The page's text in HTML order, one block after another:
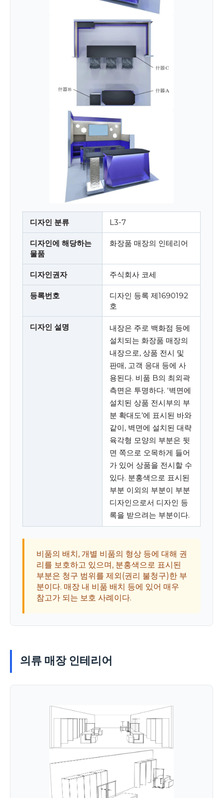
디자인 분류 L3-7
디자인에 해당하는
물품
화장품 매장의 인테리어
디자인권자 주식회사 코세
등록번호
디자인 등록 제1690192
호
디자인 설명
내장은 주로 백화점 등에
설치되는 화장품 매장의
내장으로, 상품 전시 및
판매, 고객 응대 등에 사
용된다. 비품 B의 최외곽
측면은 투명하다. ‘벽면에
설치된 상품 전시부의 부
분 확대도’에 표시된 바와
같이, 벽면에 설치된 대략
육각형 모양의 부분은 뒷
면 쪽으로 오목하게 들어
가 있어 상품을 전시할 수
있다. 분홍색으로 표시된
부분 이외의 부분이 부분
디자인으로서 디자인 등
록을 받으려는 부분이다.
비품의 배치, 개별 비품의 형상 등에 대해 권
리를 보호하고 있으며, 분홍색으로 표시된
부분은 청구 범위를 제외(권리 불청구)한 부
분이다. 매장 내 비품 배치 등에 있어 매우
참고가 되는 보호 사례이다.
의류 매장 인테리어